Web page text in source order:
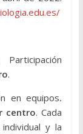
Participación
.
en equipos.
centro. Cada
y la